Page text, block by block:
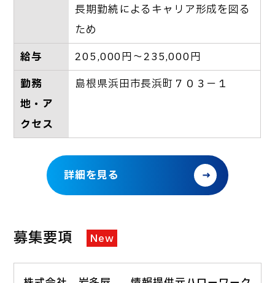
長期勤続によるキャリア形成を図る
ため
給与
205,000円～235,000円
勤務
地・ア
クセス
島根県浜田市長浜町７０３－１
詳細を見る
募集要項 New